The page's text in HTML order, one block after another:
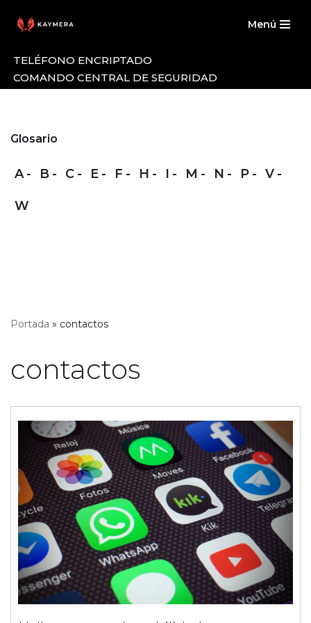
al
Menú
TELÉFONO ENCRIPTADO
COMANDO CENTRAL DE SEGURIDAD
Glosario
A B C E F H I M N P V
W
Portada » contactos
contactos